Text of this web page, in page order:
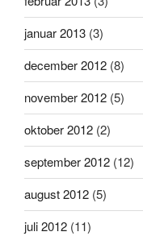
januar 2013 (3)
december 2012 (8)
november 2012 (5)
oktober 2012 (2)
september 2012 (12)
august 2012 (5)
juli 2012 (11)